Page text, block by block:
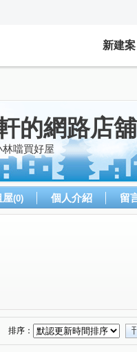
新建案
的網路店舖
噹買好屋
屋(0) 個人介紹 留
排序：